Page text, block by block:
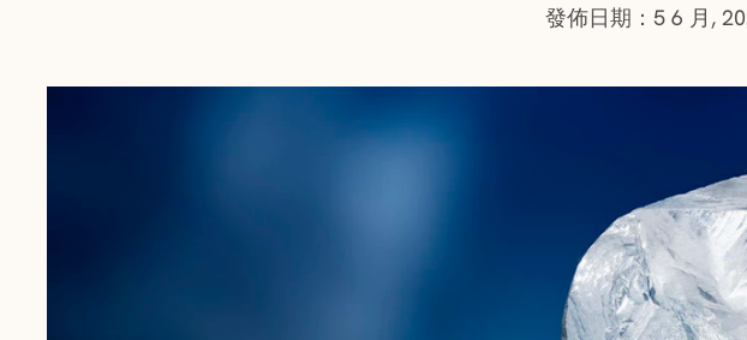
發佈日期：5 6 月,